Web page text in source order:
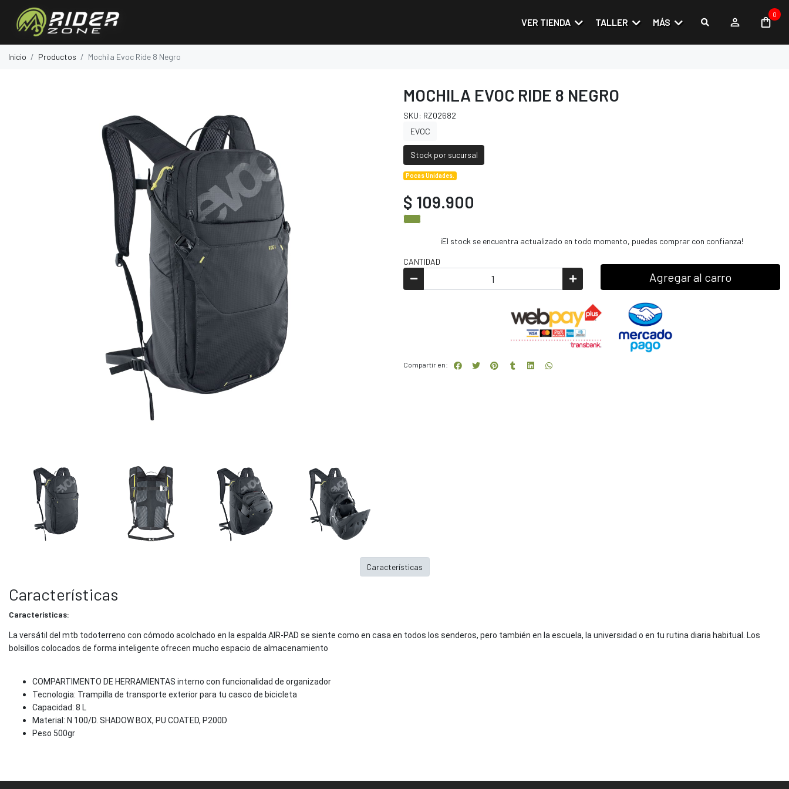
VER TIENDA TALLER MÁS
0
Inicio Productos Mochila Evoc Ride 8 Negro
MOCHILA EVOC RIDE 8 NEGRO
SKU: RZ02682
EVOC
Stock por sucursal
Pocas Unidades.
$ 109.900
¡El stock se encuentra actualizado en todo momento, puedes comprar con confianza!
CANTIDAD
Agregar al carro
Compartir en:
Características
Características:
La versátil del mtb todoterreno con cómodo acolchado en la espalda AIR-PAD se siente como en casa en todos los senderos, pero también en la escuela, la universidad o en tu rutina diaria habitual. Los
bolsillos colocados de forma inteligente ofrecen mucho espacio de almacenamiento
COMPARTIMENTO DE HERRAMIENTAS interno con funcionalidad de organizador
Tecnologia: Trampilla de transporte exterior para tu casco de bicicleta
Capacidad: 8 L
Material: N 100/D. SHADOW BOX, PU COATED, P200D
Peso 500gr
Características